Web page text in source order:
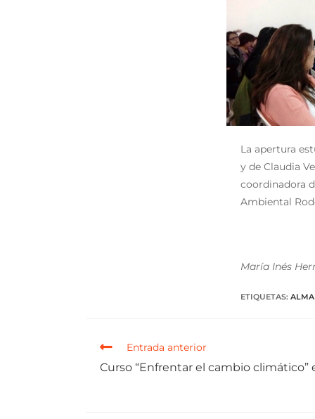
La apertura
y de Claudia
coordinadora
Ambiental
María Inés
ETIQUETAS:
Entrada anterior
Curso “Enfrentar el cambio climático”